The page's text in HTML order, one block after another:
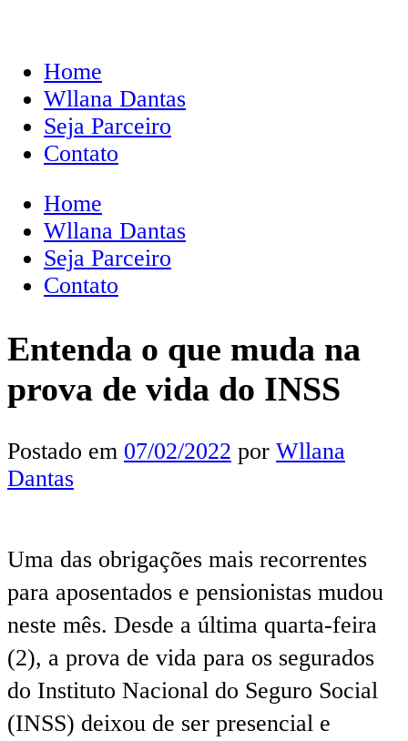
Home
Wllana Dantas
Seja Parceiro
Contato
Home
Wllana Dantas
Seja Parceiro
Contato
Entenda o que muda na
prova de vida do INSS
Postado em 07/02/2022 por Wllana
Dantas
Uma das obrigações mais recorrentes
para aposentados e pensionistas mudou
neste mês. Desde a última quarta-feira
(2), a prova de vida para os segurados
do Instituto Nacional do Seguro Social
(INSS) deixou de ser presencial e